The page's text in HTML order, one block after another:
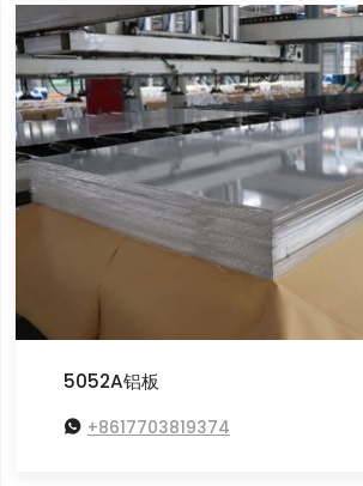
5052A铝板
 +8617703819374